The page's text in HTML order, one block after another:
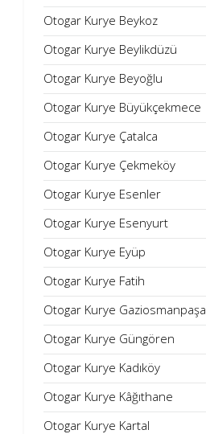
Otogar Kurye Beykoz
Otogar Kurye Beylikdüzü
Otogar Kurye Beyoğlu
Otogar Kurye Büyükçekmece
Otogar Kurye Çatalca
Otogar Kurye Çekmeköy
Otogar Kurye Esenler
Otogar Kurye Esenyurt
Otogar Kurye Eyüp
Otogar Kurye Fatih
Otogar Kurye Gaziosmanpaşa
Otogar Kurye Güngören
Otogar Kurye Kadıköy
Otogar Kurye Kâğıthane
Otogar Kurye Kartal